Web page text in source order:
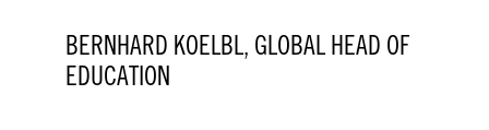
BERNHARD KOELBL, GLOBAL HEAD OF
EDUCATION